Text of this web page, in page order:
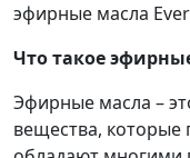
эфирные масла
Что такое
Эфирные масла –
вещества, которые